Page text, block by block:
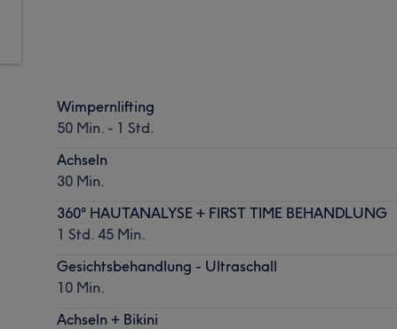
Wimpernlifting
50 Min. - 1 Std.
Achseln
30 Min.
360° HAUTANALYSE + FIRST TIME BEHANDLUNG
1 Std. 45 Min.
Gesichtsbehandlung - Ultraschall
10 Min.
Achseln + Bikini